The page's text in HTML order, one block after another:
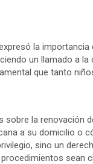
la importancia
un llamado a la
que tanto
sobre la renovación
a su domicilio o
sino un
sean